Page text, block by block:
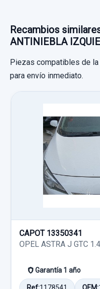
DISPLAY 13178765
Garantía 1 año
Ref:837234
19,83 €
Sin IVA, gastos de
INTERCOOLER
OPEL VECTRA C
Garantía 1 año
14,87 €
Sin IVA, gastos de
Consultar
Recambios
ANTINIEBLA
Piezas compatibles de
para envío inmediato.
CAPOT 13350341
OPEL ASTRA J GTC
Garantía 1 año
Ref:1178541 OEM: